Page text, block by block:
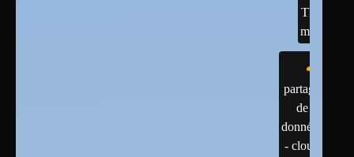
TESTS
matériel
partage
de
données
- cloud